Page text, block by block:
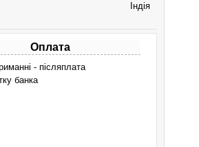
Індія
Оплата
- післяплата
банка